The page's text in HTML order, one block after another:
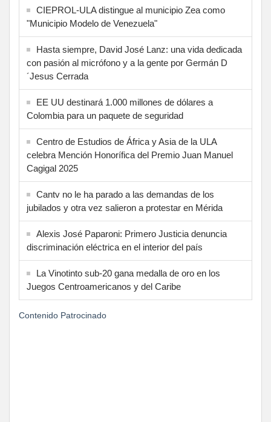
CIEPROL-ULA distingue al municipio Zea como
"Municipio Modelo de Venezuela"
Hasta siempre, David José Lanz: una vida dedicada
con pasión al micrófono y a la gente por Germán D
´Jesus Cerrada
EE UU destinará 1.000 millones de dólares a
Colombia para un paquete de seguridad
Centro de Estudios de África y Asia de la ULA
celebra Mención Honorífica del Premio Juan Manuel
Cagigal 2025
Cantv no le ha parado a las demandas de los
jubilados y otra vez salieron a protestar en Mérida
Alexis José Paparoni: Primero Justicia denuncia
discriminación eléctrica en el interior del país
La Vinotinto sub-20 gana medalla de oro en los
Juegos Centroamericanos y del Caribe
Contenido Patrocinado